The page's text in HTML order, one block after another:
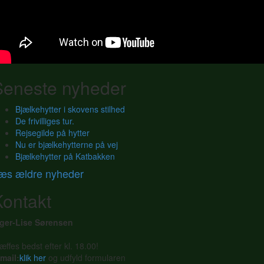
nyheder
Bjælkehytter i skovens stilhed
De frivilliges tur.
Rejsegilde på hytter
Nu er bjælkehytterne på vej
Bjælkehytter på Katbakken
ældre nyheder
Lise Sørensen
bedst efter kl. 18.00!
klik her og udfyld formularen